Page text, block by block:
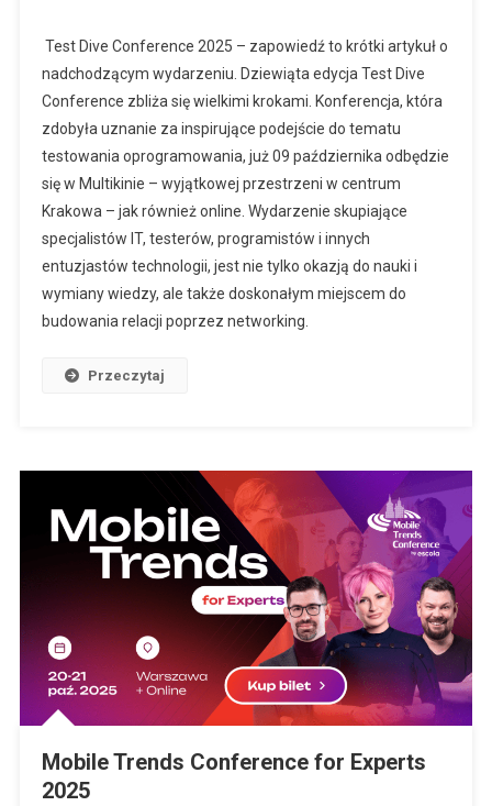
Test Dive Conference 2025 – zapowiedź to krótki artykuł o
nadchodzącym wydarzeniu. Dziewiąta edycja Test Dive
Conference zbliża się wielkimi krokami. Konferencja, która
zdobyła uznanie za inspirujące podejście do tematu
testowania oprogramowania, już 09 października odbędzie
się w Multikinie – wyjątkowej przestrzeni w centrum
Krakowa – jak również online. Wydarzenie skupiające
specjalistów IT, testerów, programistów i innych
entuzjastów technologii, jest nie tylko okazją do nauki i
wymiany wiedzy, ale także doskonałym miejscem do
budowania relacji poprzez networking.
Przeczytaj
Mobile Trends Conference for Experts
2025